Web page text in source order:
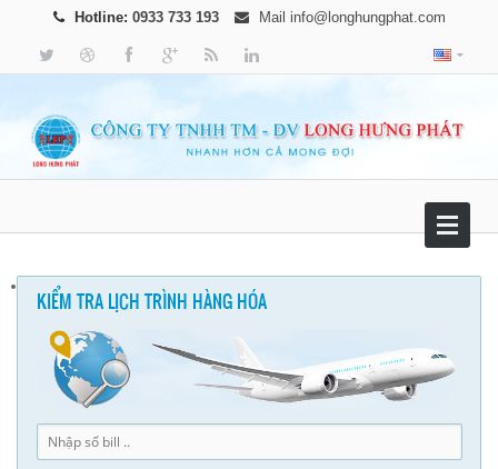
Hotline: 0933 733 193 Mail info@longhungphat.com
KIỂM TRA LỊCH TRÌNH HÀNG HÓA